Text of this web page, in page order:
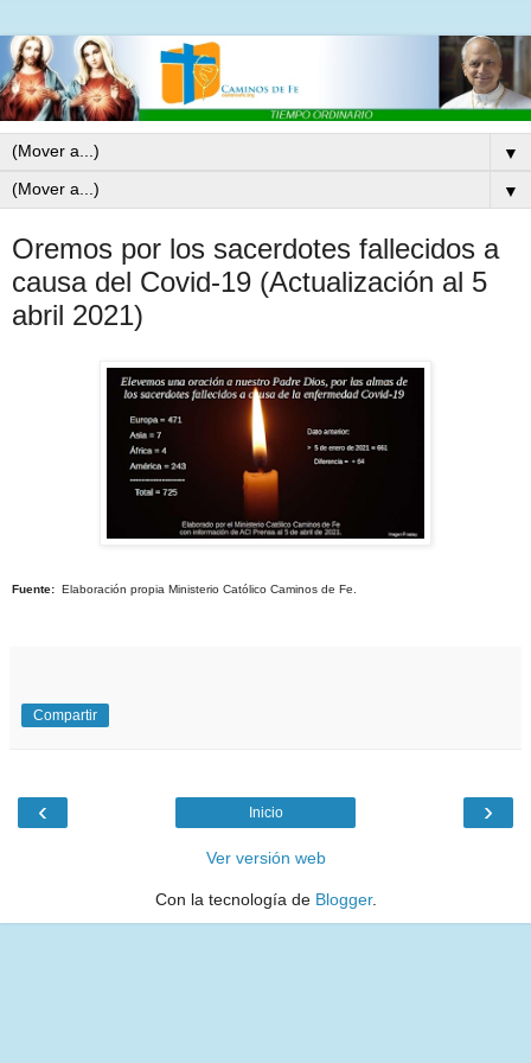
▼
▼
Oremos por los sacerdotes fallecidos a
causa del Covid-19 (Actualización al 5
abril 2021)
Fuente: Elaboración propia Ministerio Católico Caminos de Fe.
Compartir
‹ ›
Inicio
Ver versión web
Con la tecnología de Blogger.